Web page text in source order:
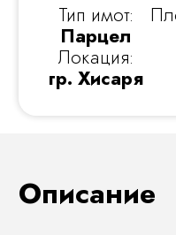
Тип имот:
Парцел
Локация:
гр. Хисаря
Описание